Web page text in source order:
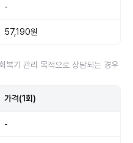
-
57,190원
복기 관리 목적으로 상담되는 경우
가격(1회)
-